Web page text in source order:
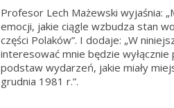
Profesor Lech Mażewski wyjaśnia:
emocji, jakie ciągle wzbudza stan
części Polaków”. I dodaje: „W
interesować mnie będzie
podstaw wydarzeń, jakie miały
grudnia 1981 r.”.